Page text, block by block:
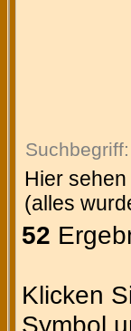
Suchbegriff:
Hier
(alles
52
Klicken
Symbol